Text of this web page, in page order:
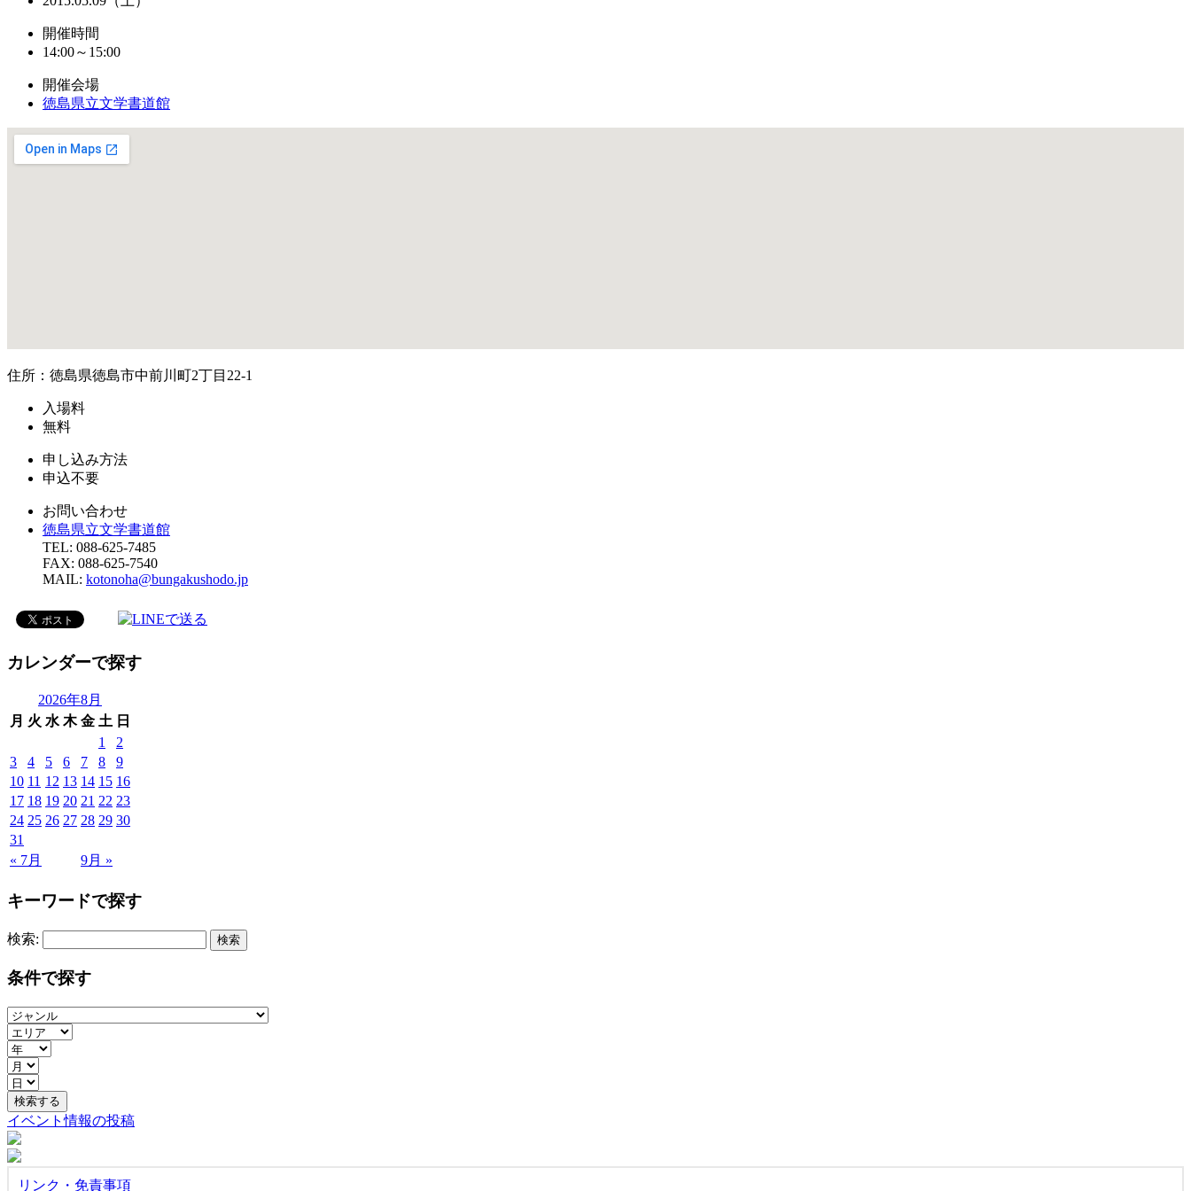
開催時間
14:00～15:00
開催会場
徳島県立文学書道館
住所：徳島県徳島市中前川町2丁目22-1
入場料
無料
申し込み方法
申込不要
お問い合わせ
徳島県立文学書道館
TEL: 088-625-7485
FAX: 088-625-7540
MAIL: kotonoha@bungakushodo.jp
カレンダーで探す
2026年8月
月 火 水 木 金 土 日
« 7月 9月 »
1
2
3
4 5 6 7 8
9
10 11 12 13 14 15 16
17 18 19 20 21 22 23
24 25 26 27 28 29 30
31
キーワードで探す
検索:
条件で探す
イベント情報の投稿
リンク・免責事項